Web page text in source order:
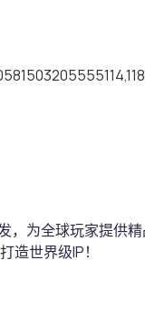
为全球玩家提供
世界级IP！